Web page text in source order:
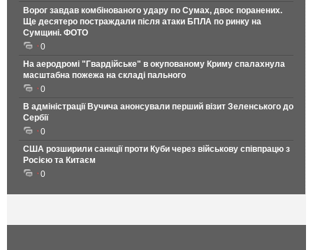
Ворог завдав комбінованого удару по Сумах, двоє поранених.
Ще десятеро постраждали після атаки БПЛА по ринку на
Сумщині. ФОТО
0
На аеродромі "Гвардійське" в окупованому Криму спалахнула
масштабна пожежа на складі пального
0
В адміністрації Вучича анонсували перший візит Зеленського до
Сербії
0
США розширили санкції проти Куби через військову співпрацю з
Росією та Китаєм
0